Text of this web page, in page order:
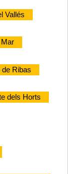
Vallés
Ribas
dels Horts